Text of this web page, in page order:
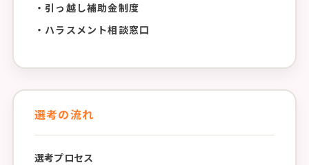
・引っ越し補助金制度
・ハラスメント相談窓口
選考の流れ
選考プロセス